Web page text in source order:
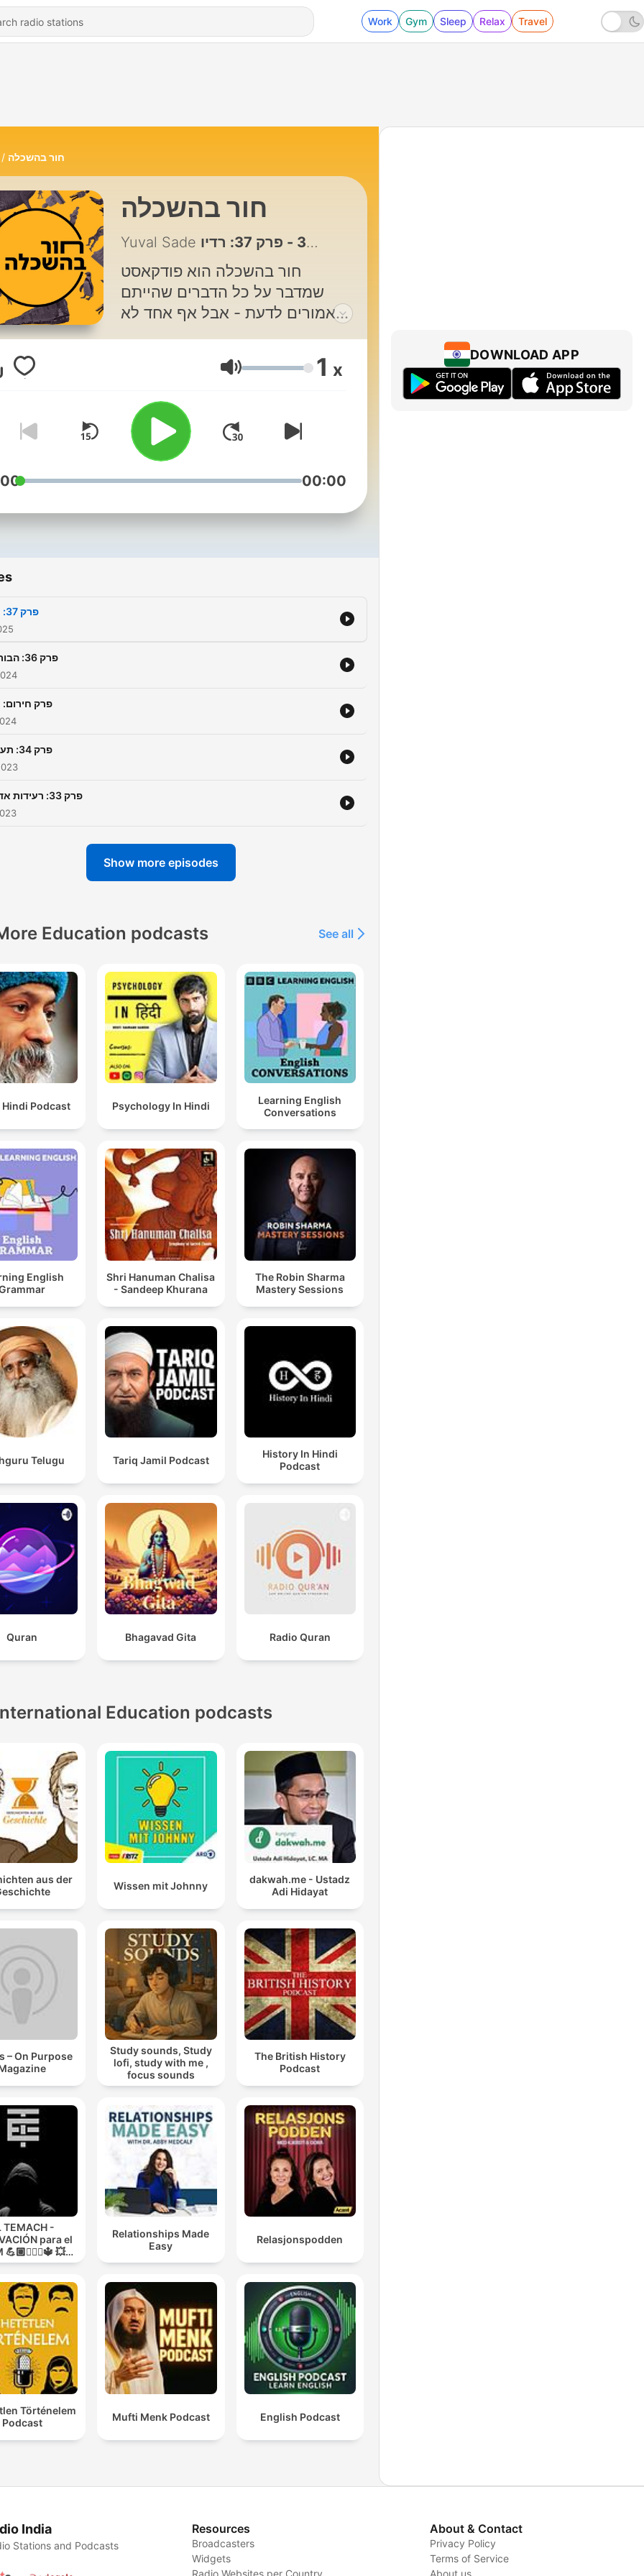
Work Gym Sleep Relax Travel
חור בהשכלה
חור בהשכלה
37 - פרק 37: רדיו
חור בהשכלה הוא פודקאסט
שמדבר על כל הדברים שהייתם
אמורים לדעת - אבל אף אחד לא
על כלום? לא, מה פתאום, חס
וחלילה! חור בהשכלה הוא
מתמקד בנושאים שהם דווקא
יחסית מוכרים - אבל שווה להכיר
אותם יותר. חור בהשכלה הוא
הפקה עצמאית של יובל שדה, מי
לעשות את זה דרך הלינק הבא:
Volume 1 x
00:00
פרק 37: רדיו
פרק 36: הבורסה
פרק חירום:
פרק 34: תעופה
פרק 33: רעידות אדמה
Show more episodes
Education podcasts See all
Hindi Podcast Psychology In Hindi
Learning English
Conversations
English
Shri Hanuman Chalisa
- Sandeep Khurana
The Robin Sharma
Mastery Sessions
Telugu Tariq Jamil Podcast
History In Hindi
Podcast
Quran Bhagavad Gita Radio Quran
Education podcasts
aus der
Wissen mit Johnny
dakwah.me - Ustadz
Adi Hidayat
– On Purpose
Study sounds, Study
lofi, study with me ,
focus sounds
The British History
Podcast
TEMACH -
para el
💪🏼🏋🏻‍♀🔱 💥
GUERRA💥
Relationships Made
Easy
Relasjonspodden
Történelem
Podcast
Mufti Menk Podcast English Podcast
DOWNLOAD APP
India
Stations and Podcasts
Resources
Broadcasters
Widgets
Radio Websites per Country
About & Contact
Privacy Policy
Terms of Service
About us